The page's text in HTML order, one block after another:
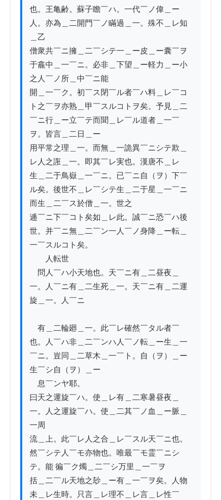
也。王亀齢。蘇子瞻￣ハ。一代￣ノ偉＿ー
人。亦為＿二開門￣ノ瞞過＿一。殊不＿レ知
＿乙
僧衆共￣ニ擁＿二￣シテ一＿ー皮＿ー囊￣ヲ
于龕中＿一￣ニ。必非＿下望＿ー軽力＿ー小
之人￣ノ所＿中￣ニ能
開＿一￣ク。初￣ス閉￣ル者￣ハ料＿レ￣コ
ト之￣ヲ亦熟＿甲￣スルコトヲ矣。予見＿二
￣ニ行＿ー立￣テ而聞＿レ￣ル道者＿一￣
ヲ。皆言＿二日＿ー
用平常之理＿一。而無＿一詭異￣ニシテ欺＿
レ人之誑＿一。即其￣レ実也。漢唐不＿レ
生＿二于鳥嶽＿一￣ニ。已￣ニ自（ヲ）下￣
ル矣。後世不＿レ￣シテ生＿二于星＿一￣ニ
而生＿二￣ス於僧＿一。世之
逓￣ニ下￣コト矣如＿レ此。誠￣ニ恐￣ハ後
世。并￣ニ無＿二￣ン一人￣ノ身降＿ー転＿
一￣スルコト矣。
人転世
問人￣ハ小天地也。天￣ニ有＿二昼夜＿
一。人￣ニ有＿二生死＿一。天￣ニ有＿二運
旋＿一。人￣ニ
有＿二輪廻＿一。此￣レ確然￣タル者￣
也。人￣ハ非＿二￣ンハ人￣ノ転＿ー生＿一
￣ニ。豈同＿二草木＿一￣ト。自（ヲ）＿ー
生￣シ自（ヲ）＿ー
息￣ンヤ耶。
曰天之運旋￣ハ。使＿レ有＿二寒暑昼夜＿
一。人之運旋￣ハ。使＿二其￣ノ血＿ー脈＿
一周
流＿上。此￣レ人之合＿レ￣スル天￣ニ也。
然￣シテ人￣モ亦物也。唯最￣モ霊￣ニシ
テ。能 徧￣ク燭＿二￣シ万里＿一￣ヲ
括＿二￣ル天地之玅＿ー有＿一￣ヲ矣。人物
未＿レ生時。只言＿レ理不＿レ言＿レ性￣